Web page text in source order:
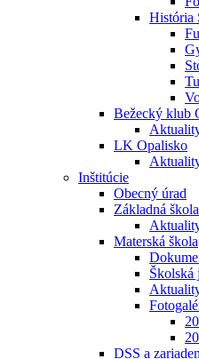
História
Bežecký klub
LK Opalisko
Inštitúcie
Obecný úrad
Základná škola
Materská škola
Školská
DSS a